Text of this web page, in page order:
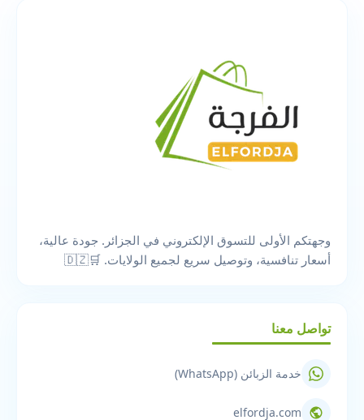
وجهتكم الأولى للتسوق الإلكتروني في الجزائر. جودة عالية،
أسعار تنافسية، وتوصيل سريع لجميع الولايات. 🛒🇩🇿
تواصل معنا
خدمة الزبائن (WhatsApp)
elfordja.com